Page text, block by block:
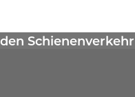
Schienenverkehr